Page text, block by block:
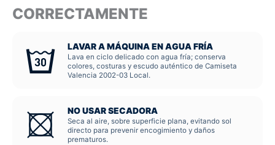
CORRECTAMENTE
LAVAR A MÁQUINA EN AGUA FRÍA
Lava en ciclo delicado con agua fría; conserva
colores, costuras y escudo auténtico de Camiseta
Valencia 2002-03 Local.
NO USAR SECADORA
Seca al aire, sobre superficie plana, evitando sol
directo para prevenir encogimiento y daños
prematuros.